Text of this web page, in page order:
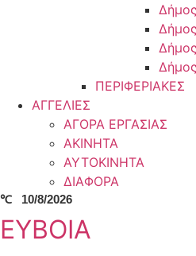
ΠΕΡΙΦΕΡΙΑΚΕΣ
ΑΓΓΕΛΙΕΣ
ΑΓΟΡΑ ΕΡΓΑΣΙΑΣ
ΑΚΙΝΗΤΑ
ΑΥΤΟΚΙΝΗΤΑ
ΔΙΑΦΟΡΑ
℃ 10/8/2026
ΕΥΒΟΙΑ